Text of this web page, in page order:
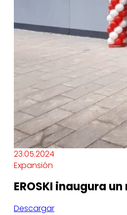
23.05.2024
Expansión
EROSKI inaugura
Descargar